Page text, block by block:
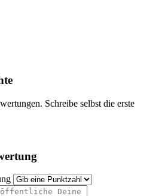
Schreibe selbst die erste